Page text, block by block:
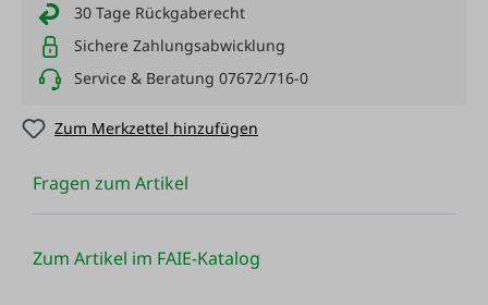
30 Tage Rückgaberecht
Sichere Zahlungsabwicklung
Service & Beratung 07672/716-0
Zum Merkzettel hinzufügen
Fragen zum Artikel
Zum Artikel im FAIE-Katalog